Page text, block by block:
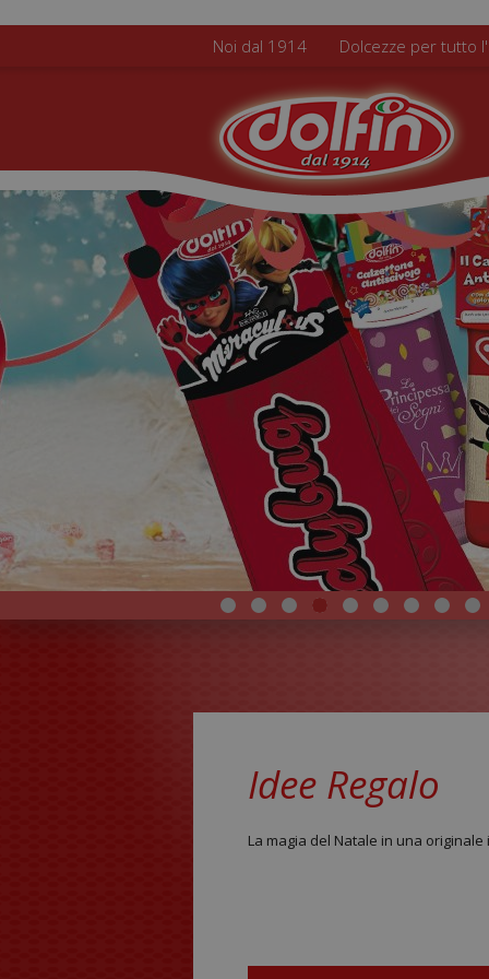
Noi dal 1914 Dolcezze per tutto
Idee Regalo
La magia del Natale in una